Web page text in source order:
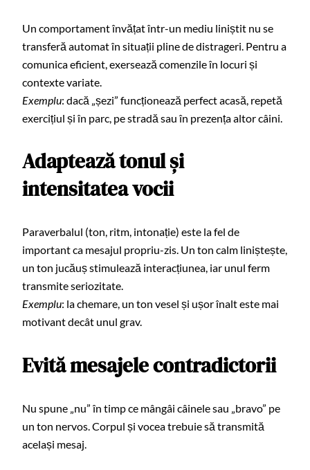
Un comportament învățat într-un mediu liniștit nu se
transferă automat în situații pline de distrageri. Pentru a
comunica eficient, exersează comenzile în locuri și
contexte variate.
Exemplu: dacă „șezi” funcționează perfect acasă, repetă
exercițiul și în parc, pe stradă sau în prezența altor câini.
Adaptează tonul și
intensitatea vocii
Paraverbalul (ton, ritm, intonație) este la fel de
important ca mesajul propriu-zis. Un ton calm liniștește,
un ton jucăuș stimulează interacțiunea, iar unul ferm
transmite seriozitate.
Exemplu: la chemare, un ton vesel și ușor înalt este mai
motivant decât unul grav.
Evită mesajele contradictorii
Nu spune „nu” în timp ce mângâi câinele sau „bravo” pe
un ton nervos. Corpul și vocea trebuie să transmită
același mesaj.